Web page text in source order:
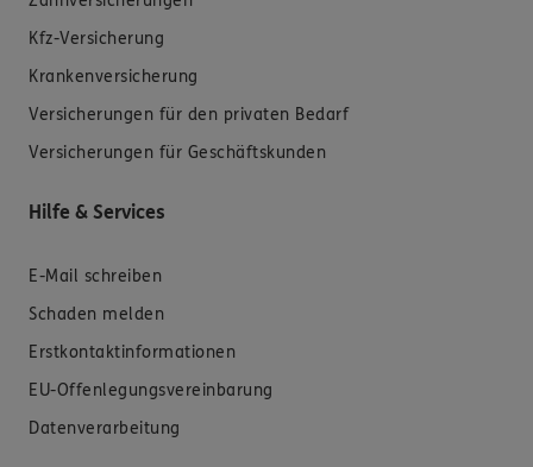
Kfz-Versicherung
Krankenversicherung
Versicherungen für den privaten Bedarf
Versicherungen für Geschäftskunden
Hilfe & Services
E-Mail schreiben
Schaden melden
Erstkontaktinformationen
EU-Offenlegungsvereinbarung
Datenverarbeitung